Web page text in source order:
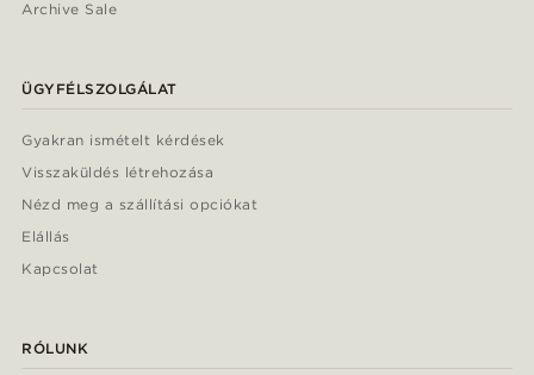
Archive Sale
ÜGYFÉLSZOLGÁLAT
Gyakran ismételt kérdések
Visszaküldés létrehozása
Nézd meg a szállítási opciókat
Elállás
Kapcsolat
RÓLUNK